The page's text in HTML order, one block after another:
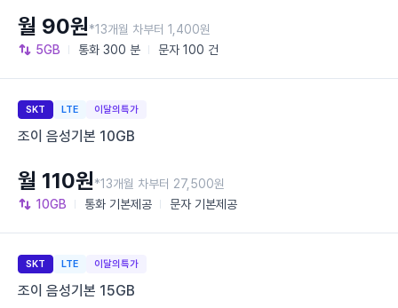
5GB 통화 300 분 문자 100 건
월 90원*13개월 차부터 1,400원
SKT LTE 이달의특가
조이 음성기본 10GB
10GB 통화 기본제공 문자 기본제공
월 110원*13개월 차부터 27,500원
SKT LTE 이달의특가
조이 음성기본 15GB